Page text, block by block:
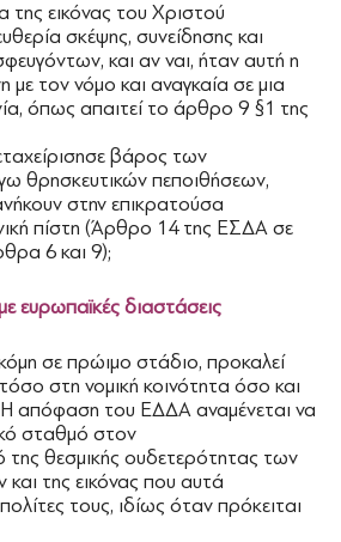
της εικόνας του Χριστού
σκέψης, συνείδησης και
και αν ναι, ήταν αυτή η
τον νόμο και αναγκαία σε μια
όπως απαιτεί το άρθρο 9 §1 της
βάρος των
θρησκευτικών πεποιθήσεων,
στην επικρατούσα
πίστη (Άρθρο 14 της ΕΣΔΑ σε
6 και 9);
ευρωπαϊκές διαστάσεις
σε πρώιμο στάδιο, προκαλεί
στη νομική κοινότητα όσο και
Η απόφαση του ΕΔΔΑ αναμένεται να
σταθμό στον
θεσμικής ουδετερότητας των
της εικόνας που αυτά
τους, ιδίως όταν πρόκειται